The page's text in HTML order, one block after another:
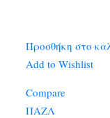
Προσθήκη στο
Add to Wishlist
Compare
ΠΑΖΛ